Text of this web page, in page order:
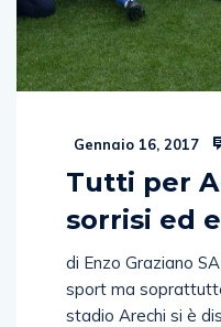
Gennaio 16, 2017
Tutti per
sorrisi ed
di Enzo Graziano
sport ma
stadio Arechi si è